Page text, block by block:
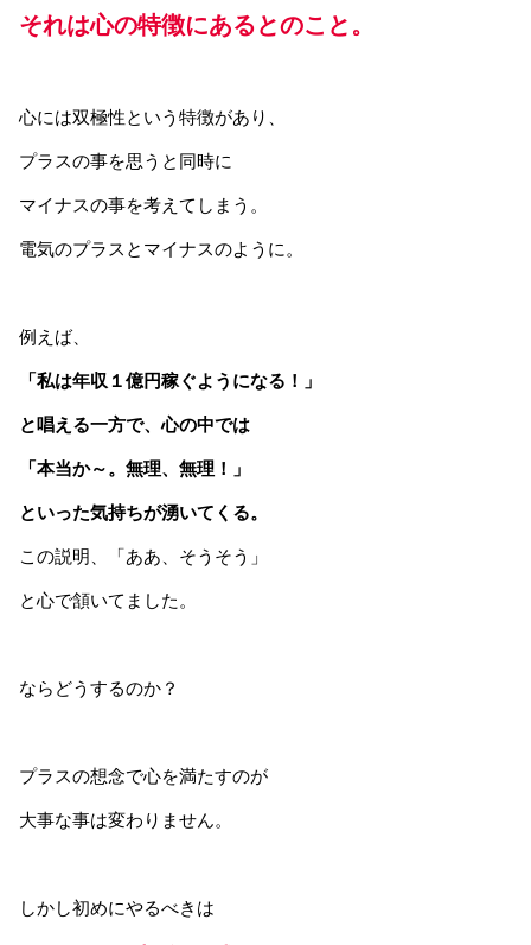
それは心の特徴にあるとのこと。
心には双極性という特徴があり、
プラスの事を思うと同時に
マイナスの事を考えてしまう。
電気のプラスとマイナスのように。
例えば、
「私は年収１億円稼ぐようになる！」
と唱える一方で、心の中では
「本当か～。無理、無理！」
といった気持ちが湧いてくる。
この説明、「ああ、そうそう」
と心で頷いてました。
ならどうするのか？
プラスの想念で心を満たすのが
大事な事は変わりません。
しかし初めにやるべきは